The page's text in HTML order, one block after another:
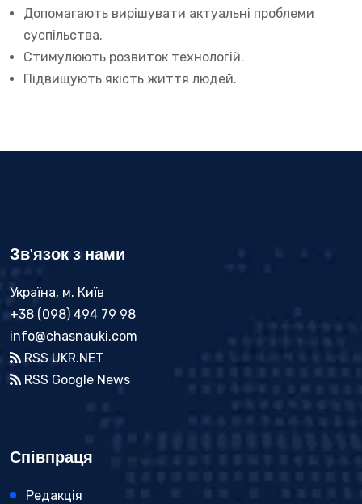
Допомагають вирішувати актуальні проблеми
суспільства.
Стимулюють розвиток технологій.
Підвищують якість життя людей.
Зв'язок з нами
Україна, м. Київ
+38 (098) 494 79 98
info@chasnauki.com
RSS UKR.NET
RSS Google News
Співпраця
Редакція